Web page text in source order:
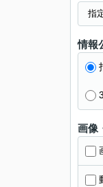
情報
画像